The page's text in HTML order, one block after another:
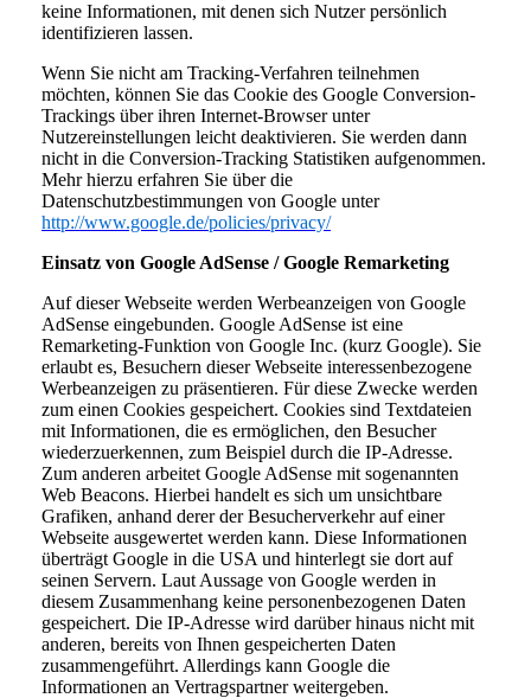
keine Informationen, mit denen sich Nutzer persönlich
identifizieren lassen.
Wenn Sie nicht am Tracking-Verfahren teilnehmen
möchten, können Sie das Cookie des Google Conversion-
Trackings über ihren Internet-Browser unter
Nutzereinstellungen leicht deaktivieren. Sie werden dann
nicht in die Conversion-Tracking Statistiken aufgenommen.
Mehr hierzu erfahren Sie über die
Datenschutzbestimmungen von Google unter
http://www.google.de/policies/privacy/
Einsatz von Google AdSense / Google Remarketing
Auf dieser Webseite werden Werbeanzeigen von Google
AdSense eingebunden. Google AdSense ist eine
Remarketing-Funktion von Google Inc. (kurz Google). Sie
erlaubt es, Besuchern dieser Webseite interessenbezogene
Werbeanzeigen zu präsentieren. Für diese Zwecke werden
zum einen Cookies gespeichert. Cookies sind Textdateien
mit Informationen, die es ermöglichen, den Besucher
wiederzuerkennen, zum Beispiel durch die IP-Adresse.
Zum anderen arbeitet Google AdSense mit sogenannten
Web Beacons. Hierbei handelt es sich um unsichtbare
Grafiken, anhand derer der Besucherverkehr auf einer
Webseite ausgewertet werden kann. Diese Informationen
überträgt Google in die USA und hinterlegt sie dort auf
seinen Servern. Laut Aussage von Google werden in
diesem Zusammenhang keine personenbezogenen Daten
gespeichert. Die IP-Adresse wird darüber hinaus nicht mit
anderen, bereits von Ihnen gespeicherten Daten
zusammengeführt. Allerdings kann Google die
Informationen an Vertragspartner weitergeben.